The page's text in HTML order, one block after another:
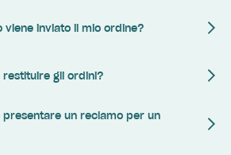
viene inviato il mio ordine?
restituire gli ordini?
presentare un reclamo per un